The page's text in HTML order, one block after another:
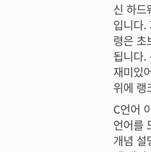
신 하드
입니다.
령은 초
됩니다.
재미있
위에 랭
C언어
언어를
개념 설